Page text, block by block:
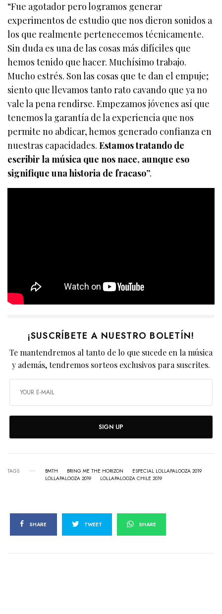
“Fue agotador pero logramos generar
experimentos de estudio que nos dieron sonidos a
los que realmente pertenecemos técnicamente.
Sin duda es una de las cosas más difíciles que
hemos tenido que hacer. Muchísimo trabajo.
Mucho estrés. Son las cosas que te dan el empuje;
siento que llevamos tanto rato cavando que ya no
vale la pena rendirse. Empezamos jóvenes así que
tenemos la garantía de la experiencia que nos
permite no abdicar, hemos generado confianza en
nuestras capacidades.Estamos tratando de
escribir la música que nos nace, aunque eso
signifique una historia de fracaso”.
¡SUSCRÍBETE A NUESTRO BOLETÍN!
Te mantendremos al tanto de lo que sucede en la música
y además, tendremos sorteos exclusivos para suscrites.
SIGN UP
TAGS BMTH BRING ME THE HORIZON
ESPECIAL LOLLAPALOOZA 2019
LOLLAPALOOZA 2019
LOLLAPALOOZA CHILE 2019
SHARE TWEET SHARE